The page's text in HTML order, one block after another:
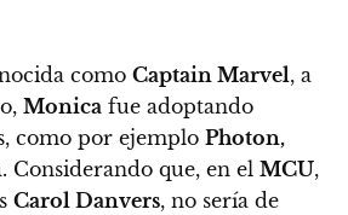
como Captain Marvel, a
Monica fue adoptando
como por ejemplo Photon,
. Considerando que, en el MCU,
Carol Danvers, no sería de